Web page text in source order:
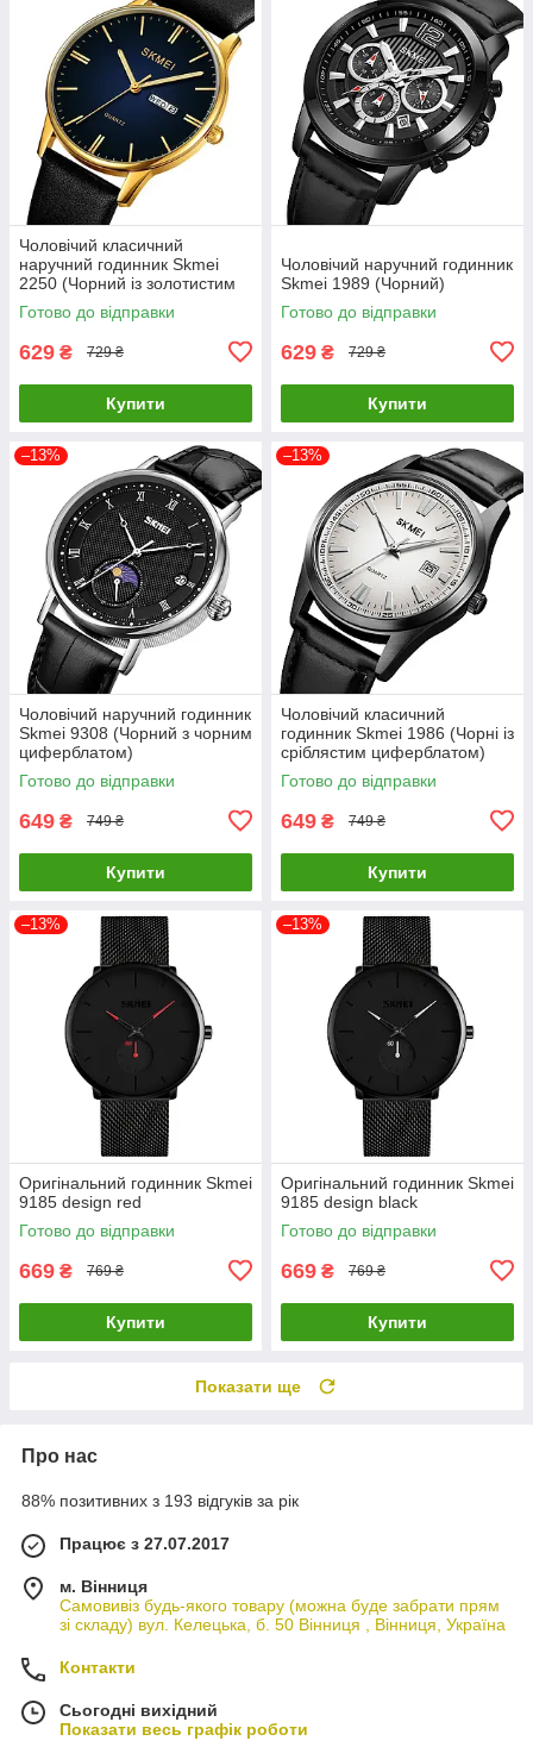
Чоловічий класичний
наручний годинник Skmei
2250 (Чорний із золотистим
корпусом)
Готово до відправки
629 ₴ 729 ₴
Купити
Чоловічий наручний годинник
Skmei 1989 (Чорний)
Готово до відправки
629 ₴ 729 ₴
Купити
–13%
Чоловічий наручний годинник
Skmei 9308 (Чорний з чорним
циферблатом)
Готово до відправки
649 ₴ 749 ₴
Купити
–13%
Чоловічий класичний
годинник Skmei 1986 (Чорні із
сріблястим циферблатом)
Готово до відправки
649 ₴ 749 ₴
Купити
–13%
Оригінальний годинник Skmei
9185 design red
Готово до відправки
669 ₴ 769 ₴
Купити
–13%
Оригінальний годинник Skmei
9185 design black
Готово до відправки
669 ₴ 769 ₴
Купити
Показати ще
Про нас
88% позитивних з 193 відгуків за рік
Працює з 27.07.2017
м. Вінниця
Самовивіз будь-якого товару (можна буде забрати прям
зі складу) вул. Келецька, б. 50 Вінниця , Вінниця, Україна
Контакти
Сьогодні вихідний
Показати весь графік роботи